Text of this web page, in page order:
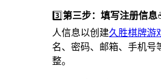
3️⃣第三步：填写注册信息
人信息以创建久胜棋牌游
名、密码、邮箱、手机号
整。